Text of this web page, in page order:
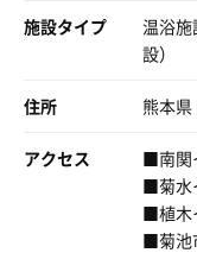
風呂上がりに
も受付で買えま
どんぐり村行き
兄さんも昼間
どんぐり村は当
断水やポンプ
サウナも復活
施設タイプ
温浴
設）
住所 熊本県
アクセス
■南関
■菊水
■植木
■菊池